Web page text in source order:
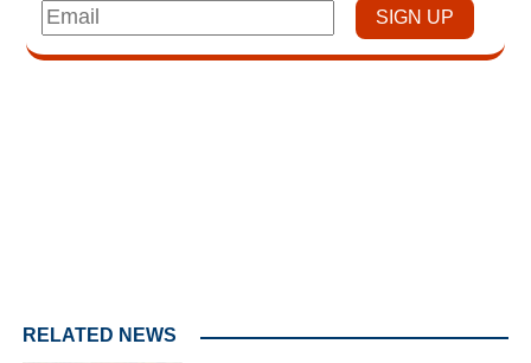
RELATED NEWS